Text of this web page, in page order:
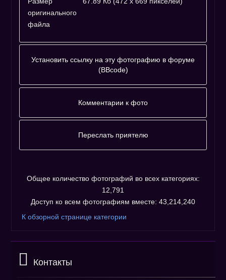
оригинального
файла
Установить ссылку на эту фотографию в форуме
(BBcode)
Фотографию
Комментарии к фото
Комментариев к фото ещё нет.
разрешено оставлять комментарии. Пожалуйста,
Переслать приятелю
Пожалуйста, зарегистрируйтесь...
Общее количество фотографий во всех категориях:
12,791
Доступ ко всем фотографиям вместе: 43,214,240
К обзорной странице категории
Контакты